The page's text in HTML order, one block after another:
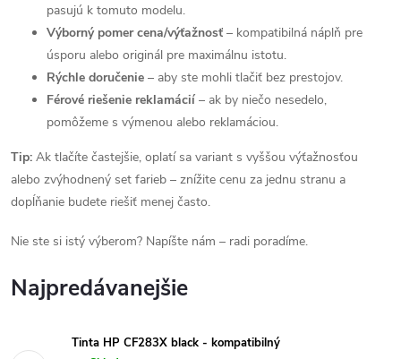
pasujú k tomuto modelu.
Výborný pomer cena/výťažnosť – kompatibilná náplň pre
úsporu alebo originál pre maximálnu istotu.
Rýchle doručenie – aby ste mohli tlačiť bez prestojov.
Férové riešenie reklamácií – ak by niečo nesedelo,
pomôžeme s výmenou alebo reklamáciou.
Tip: Ak tlačíte častejšie, oplatí sa variant s vyššou výťažnosťou
alebo zvýhodnený set farieb – znížite cenu za jednu stranu a
dopĺňanie budete riešiť menej často.
Nie ste si istý výberom? Napíšte nám – radi poradíme.
Najpredávanejšie
Tinta HP CF283X black - kompatibilný